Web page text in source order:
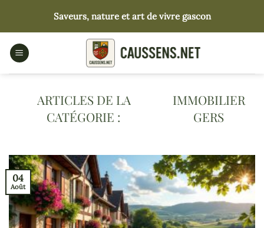
contenu
Saveurs, nature et art de vivre gascon
IMMOBILIER
GERS
04
Août